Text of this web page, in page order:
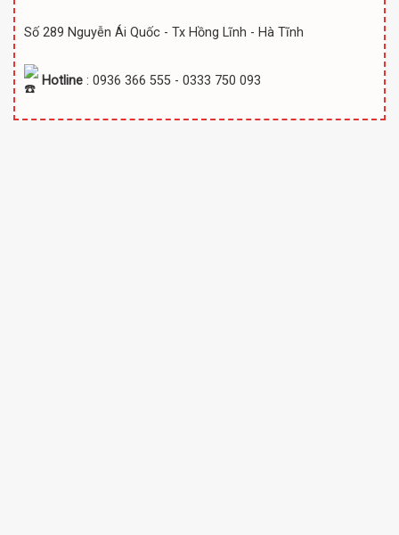
Số 289 Nguyễn Ái Quốc - Tx Hồng Lĩnh - Hà Tĩnh
Hotline : 0936 366 555 - 0333 750 093